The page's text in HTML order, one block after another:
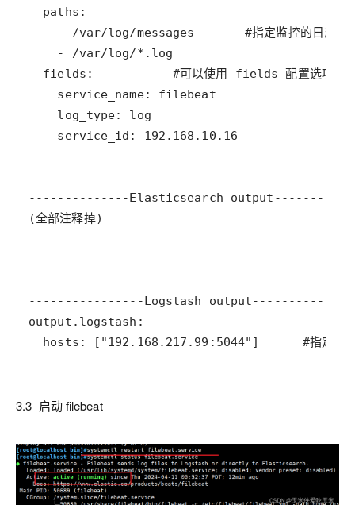
hosts: ["192.168.217.99:5044"]      #指定
3.3 启动 filebeat